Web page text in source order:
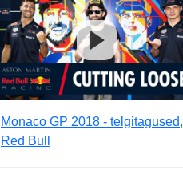
Monaco GP 2018 - telgitagused,
Red Bull